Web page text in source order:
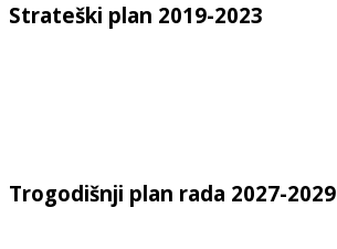
Strateški plan 2019-2023
Trogodišnji plan rada 2027-2029